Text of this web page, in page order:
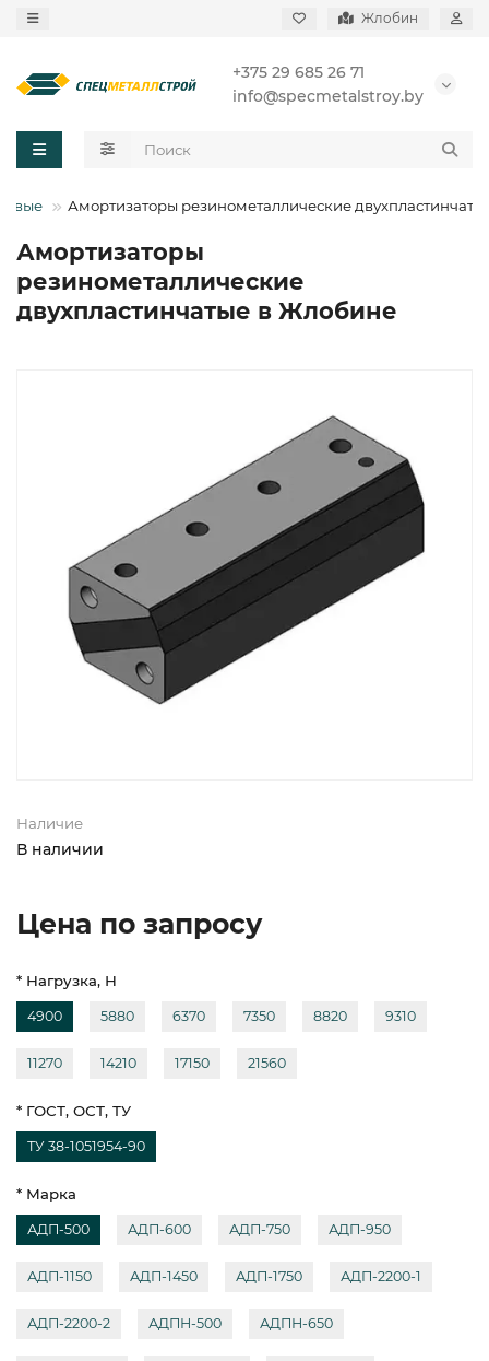
Жлобин
+375 29 685 26 71
info@specmetalstroy.by
Амортизаторы резинометаллические
Амортизаторы
резинометаллические
двухпластинчатые в Жлобине
Наличие
В наличии
Цена по запросу
* Нагрузка, Н
4900 5880 6370 7350 8820 9310
11270 14210 17150 21560
* ГОСТ, ОСТ, ТУ
ТУ 38-1051954-90
* Марка
АДП-500 АДП-600 АДП-750 АДП-950
АДП-1150 АДП-1450 АДП-1750 АДП-2200-1
АДП-2200-2 АДПН-500 АДПН-650